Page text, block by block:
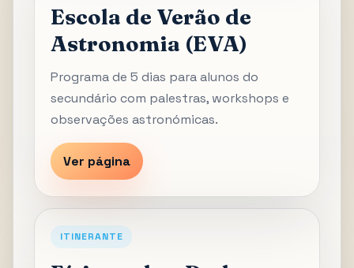
Escola de Verão de
Astronomia (EVA)
Programa de 5 dias para alunos do
secundário com palestras, workshops e
observações astronómicas.
Ver página
ITINERANTE